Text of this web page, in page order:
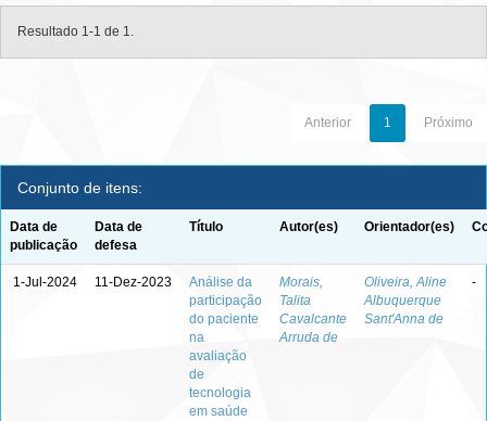
Resultado 1-1 de 1.
Anterior 1 Próximo
Conjunto de itens:
Data de
publicação
Data de
defesa
Título Autor(es) Orientador(es)
1-Jul-2024 11-Dez-2023
Análise da
participação
do paciente
na
avaliação
de
tecnologia
em saúde
Morais,
Talita
Cavalcante
Arruda de
Oliveira, Aline
Albuquerque
Sant'Anna de
-